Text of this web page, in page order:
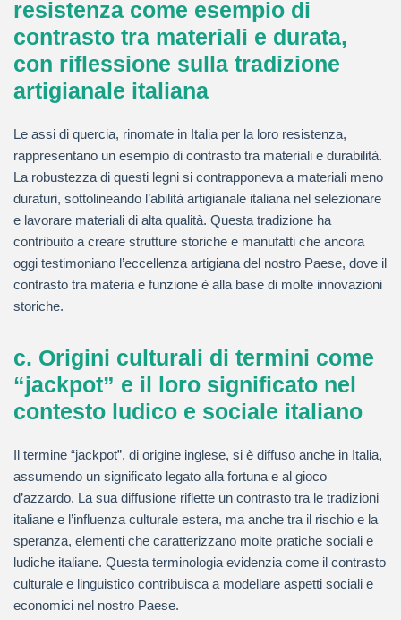
resistenza come esempio di
contrasto tra materiali e durata,
con riflessione sulla tradizione
artigianale italiana
Le assi di quercia, rinomate in Italia per la loro resistenza,
rappresentano un esempio di contrasto tra materiali e durabilità.
La robustezza di questi legni si contrapponeva a materiali meno
duraturi, sottolineando l’abilità artigianale italiana nel selezionare
e lavorare materiali di alta qualità. Questa tradizione ha
contribuito a creare strutture storiche e manufatti che ancora
oggi testimoniano l’eccellenza artigiana del nostro Paese, dove il
contrasto tra materia e funzione è alla base di molte innovazioni
storiche.
c. Origini culturali di termini come
“jackpot” e il loro significato nel
contesto ludico e sociale italiano
Il termine “jackpot”, di origine inglese, si è diffuso anche in Italia,
assumendo un significato legato alla fortuna e al gioco
d’azzardo. La sua diffusione riflette un contrasto tra le tradizioni
italiane e l’influenza culturale estera, ma anche tra il rischio e la
speranza, elementi che caratterizzano molte pratiche sociali e
ludiche italiane. Questa terminologia evidenzia come il contrasto
culturale e linguistico contribuisca a modellare aspetti sociali e
economici nel nostro Paese.